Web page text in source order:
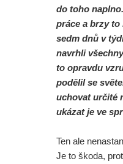
do toho
práce a brzy to
sedm dnů v
navrhli
to opravdu
podělil se
uchovat určité
ukázat je ve
Ten ale
Je to škoda,